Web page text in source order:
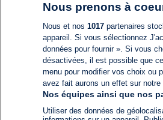
Nous prenons à
Nous et nos 1017partenaires
appareil. Si vous sélectionnez
données pour fournir ». Si vous
désactivées, il est possible que
menu pour modifier vos choix ou
avez fait aurons un effet sur
Nos équipes ainsi que nos
Utiliser des données de